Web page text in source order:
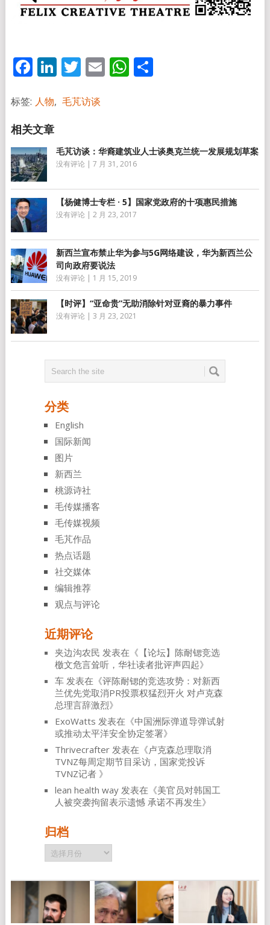
Facebook
LinkedIn
Twitter
EmailWhatsApp
分
标签: 人物, 毛芃访谈
毛芃访谈：华裔建筑业人士谈奥克兰统一发展规划草案
没有评论 | 7 月 31, 2016
【杨健博士专栏 · 5】国家党政府的十项惠民措施
没有评论 | 2 月 23, 2017
新西兰宣布禁止华为参与5G网络建设，华为新西兰公
司向政府要说法
没有评论 | 1 月 15, 2019
【时评】“亚命贵”无助消除针对亚裔的暴力事件
没有评论 | 3 月 23, 2021
分类
English
国际新闻
图片
新西兰
桃源诗社
毛传媒播客
毛传媒视频
毛芃作品
热点话题
社交媒体
编辑推荐
观点与评论
近期评论
夹边沟农民 发表在《 【论坛】陈耐锶竞选
檄文危言耸听，华社读者批评声四起》
车发表在《评陈耐锶的竞选攻势：对新西
兰优先党取消PR投票权猛烈开火 对卢克森
总理言辞激烈》
ExoWatts 发表在《中国洲际弹道导弹试射
或推动太平洋安全协定签署》
Thrivecrafter发表在《卢克森总理取消
TVNZ每周定期节目采访，国家党投诉
TVNZ记者 》
lean health way发表在《美官员对韩国工
人被突袭拘留表示遗憾 承诺不再发生》
归档
归
档